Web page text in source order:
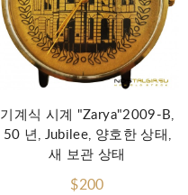
기계식 시계 "Zarya"2009-B,
50 년, Jubilee, 양호한 상태,
새 보관 상태
$200